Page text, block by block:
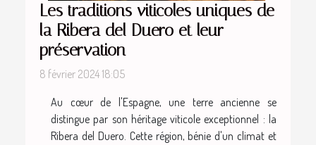
Les traditions viticoles uniques de
la Ribera del Duero et leur
préservation
8 février 2024 18:05
Au cœur de l'Espagne, une terre ancienne se
distingue par son héritage viticole exceptionnel : la
Ribera del Duero. Cette région, bénie d'un climat et